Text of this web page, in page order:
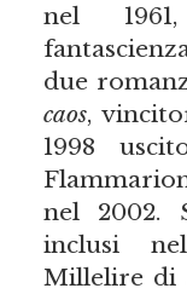
nel
due
caos,
1998
nel 2002.
inclusi
Millelire di